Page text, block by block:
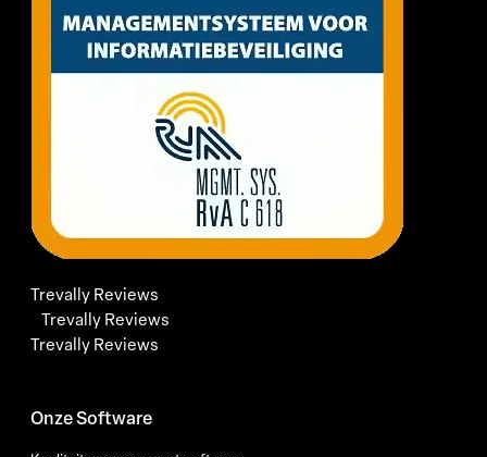
Trevally Reviews
Trevally Reviews
Trevally Reviews
Onze Software